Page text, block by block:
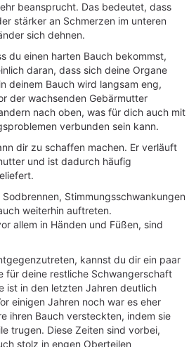
beansprucht. Das bedeutet, dass
stärker an Schmerzen im unteren
sich dehnen.
du einen harten Bauch bekommst,
daran, dass sich deine Organe
deinem Bauch wird langsam eng,
der wachsenden Gebärmutter
nach oben, was für dich auch mit
verbunden sein kann.
dir zu schaffen machen. Er verläuft
und ist dadurch häufig
Stimmungsschwankungen
weiterhin auftreten.
allem in Händen und Füßen, sind
kannst du dir ein paar
für deine restliche Schwangerschaft
ist in den letzten Jahren deutlich
einigen Jahren noch war es eher
ihren Bauch versteckten, indem sie
trugen. Diese Zeiten sind vorbei,
stolz in engen Oberteilen